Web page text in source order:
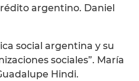
argentino. Daniel
social argentina y su
sociales”. María
Hindi.